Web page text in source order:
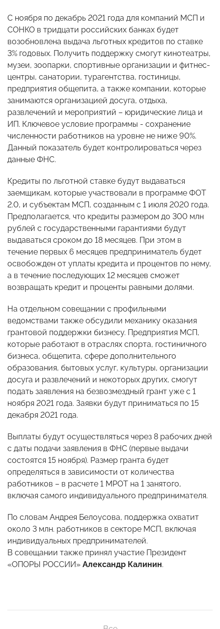
С ноября по декабрь 2021 года для компаний МСП и
СОНКО в тридцати российских банках будет
возобновлена выдача льготных кредитов по ставке
3% годовых. Получить поддержку смогут кинотеатры,
музеи, зоопарки, спортивные организации и фитнес-
центры, санатории, турагентства, гостиницы,
предприятия общепита, а также компании, которые
занимаются организацией досуга, отдыха,
развлечений и мероприятий – юридические лица и
ИП. Ключевое условие программы - сохранение
численности работников на уровне не ниже 90%.
Данный показатель будет контролироваться через
данные ФНС.
Кредиты по льготной ставке будут выдаваться
заемщикам, которые участвовали в программе ФОТ
2.0, и субъектам МСП, созданным с 1 июля 2020 года.
Предполагается, что кредиты размером до 300 млн
рублей с государственными гарантиями будут
выдаваться сроком до 18 месяцев. При этом в
течение первых 6 месяцев предприниматель будет
освобожден от уплаты кредита и процентов по нему,
а в течение последующих 12 месяцев сможет
возвращать кредит и проценты равными долями.
На отдельном совещании с профильными
ведомствами также обсудили механику оказания
грантовой поддержки бизнесу. Предприятия МСП,
которые работают в отраслях спорта, гостиничного
бизнеса, общепита, сфере дополнительного
образования, бытовых услуг, культуры, организации
досуга и развлечений и некоторых других, смогут
подать заявления на безвозмездный грант уже с 1
ноября 2021 года. Заявки будут приниматься по 15
декабря 2021 года.
Выплаты будут осуществляться через 8 рабочих дней
с даты подачи заявления в ФНС (первые выдачи
состоятся 15 ноября). Размер гранта будет
определяться в зависимости от количества
работников – в расчете 1 МРОТ на 1 занятого,
включая самого индивидуального предпринимателя.
По словам Андрея Белоусова, поддержка охватит
около 3 млн. работников в секторе МСП, включая
индивидуальных предпринимателей.
В совещании также принял участие Президент
«ОПОРЫ РОССИИ» Александр Калинин.